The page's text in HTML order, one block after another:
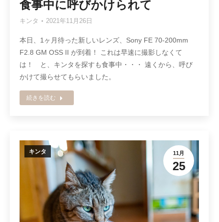
食事中に呼びかけられて
キンタ 2021年11月26日
本日、1ヶ月待った新しいレンズ、Sony FE 70-200mm
F2.8 GM OSS II が到着！ これは早速に撮影しなくて
は！ と、キンタを探すも食事中・・・ 遠くから、呼び
かけて撮らせてもらいました。
続きを読む
11月
25
キンタ